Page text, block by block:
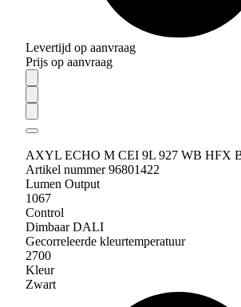
Levertijd op aanvraag
Prijs op aanvraag
AXYL ECHO M CEI 9L 927 WB HFX
Artikel nummer 96801422
Lumen Output
1067
Control
Dimbaar DALI
Gecorreleerde kleurtemperatuur
2700
Kleur
Zwart